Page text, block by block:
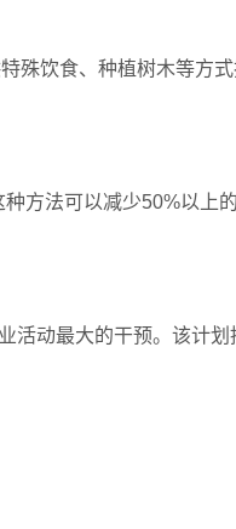
殊饮食、种植树木等方
种方法可以减少50%以上的
活动最大的干预。该计划